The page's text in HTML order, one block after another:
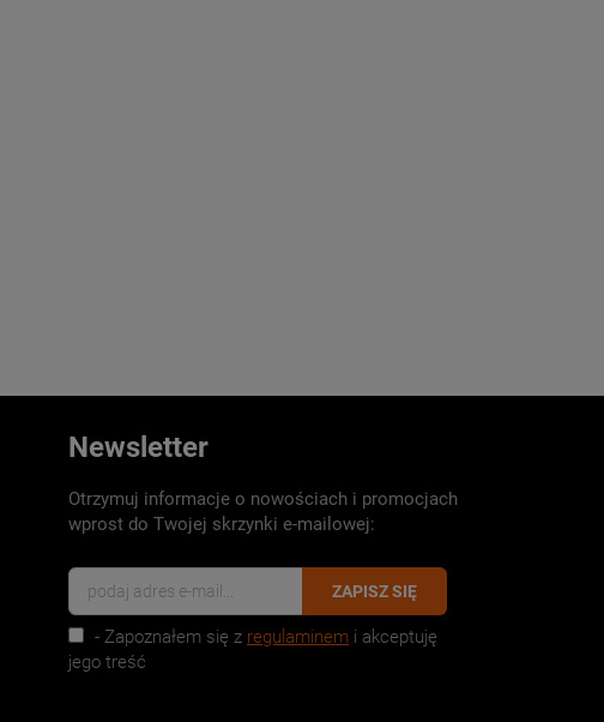
Newsletter
Otrzymuj informacje o nowościach i promocjach
wprost do Twojej skrzynki e-mailowej:
ZAPISZ SIĘ
- Zapoznałem się z regulaminem i akceptuję
jego treść